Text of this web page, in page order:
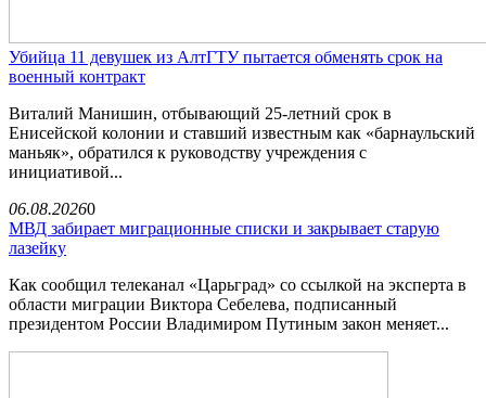
Убийца 11 девушек из АлтГТУ пытается обменять срок на
военный контракт
Виталий Манишин, отбывающий 25-летний срок в
Енисейской колонии и ставший известным как «барнаульский
маньяк», обратился к руководству учреждения с
инициативой...
06.08.20260
МВД забирает миграционные списки и закрывает старую
лазейку
Как сообщил телеканал «Царьград» со ссылкой на эксперта в
области миграции Виктора Себелева, подписанный
президентом России Владимиром Путиным закон меняет...